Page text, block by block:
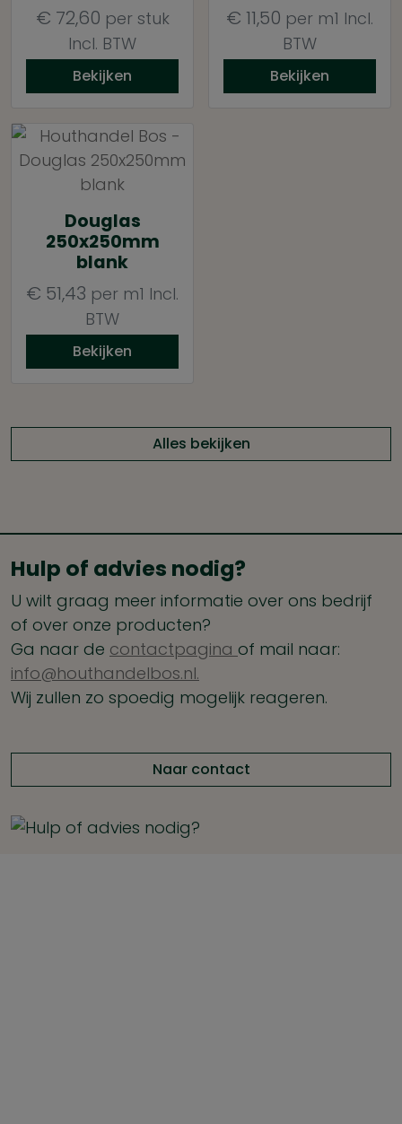
€ 72,60 per stuk
Incl. BTW
Bekijken
€ 11,50 per m1 Incl.
BTW
Bekijken
Douglas
250x250mm
blank
€ 51,43 per m1 Incl.
BTW
Bekijken
Alles bekijken
Hulp of advies nodig?
U wilt graag meer informatie over ons bedrijf
of over onze producten?
Ga naar de contactpagina of mail naar:
info@houthandelbos.nl.
Wij zullen zo spoedig mogelijk reageren.
Naar contact